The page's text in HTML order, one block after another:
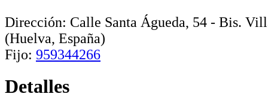
Dirección: Calle Santa Águeda, 54 - Bis.
(Huelva, España)
Fijo: 959344266
Detalles